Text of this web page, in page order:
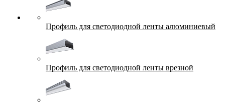
Профиль для светодиодной ленты алюминиевый
Профиль для светодиодной ленты врезной